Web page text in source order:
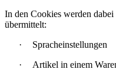
In den Cookies werden
übermittelt:
·
Spracheinstellungen
·
Artikel in einem